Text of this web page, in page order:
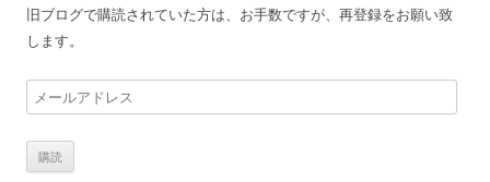
旧ブログで購読されていた方は、お手数ですが、再登録をお願い致
します。
メ
ー
ル
ア